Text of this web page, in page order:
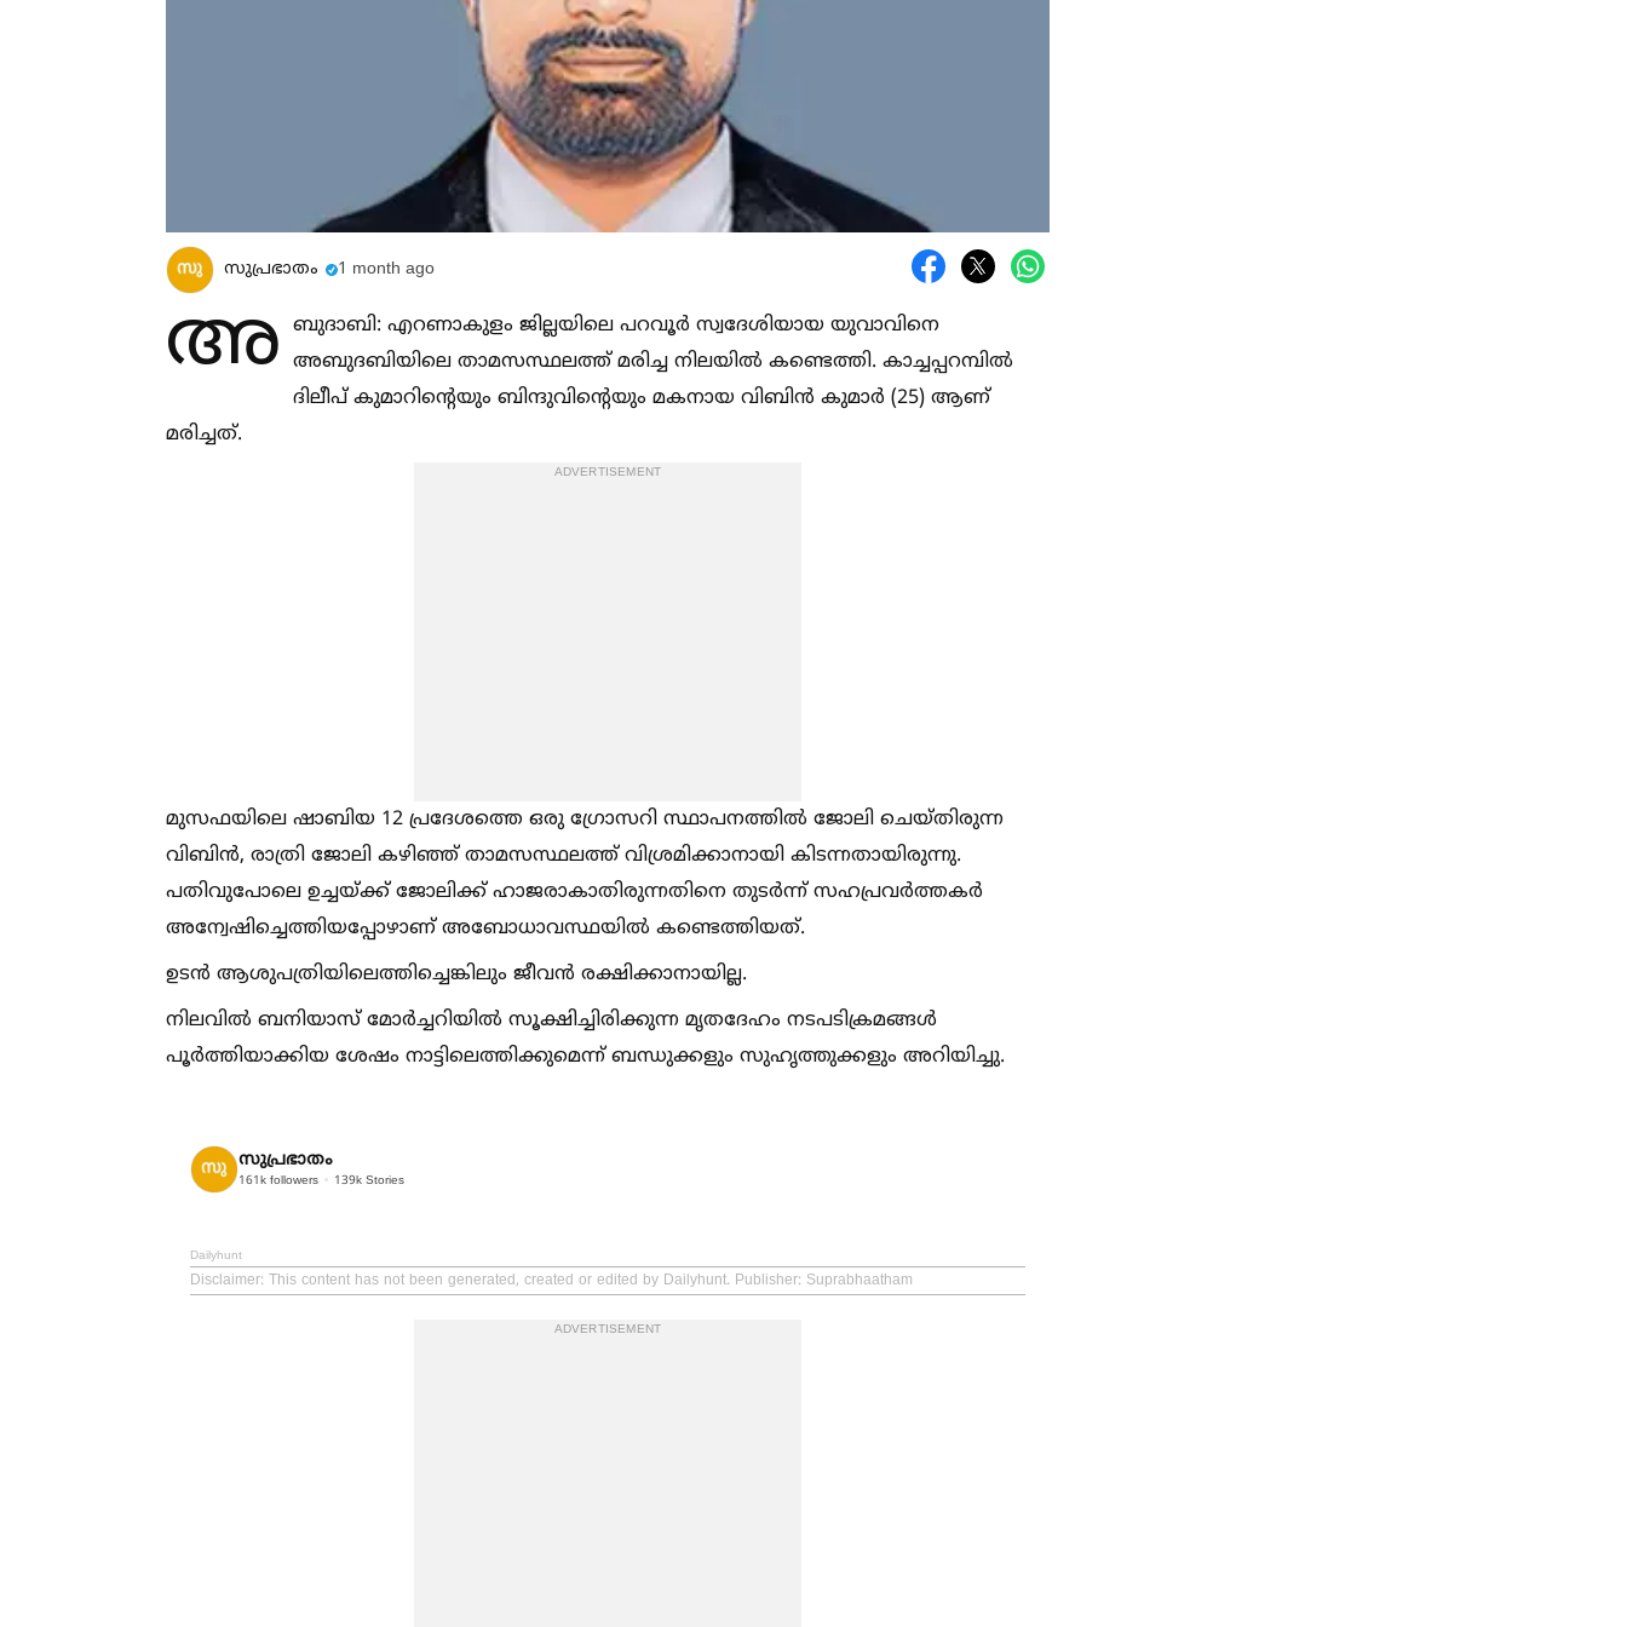
സുപ്രഭാതം 1 month ago
അ ബുദാബി: എറണാകുളം ജില്ലയിലെ പറവൂർ സ്വദേശിയായ യുവാവിനെ
അബുദബിയിലെ താമസസ്ഥലത്ത് മരിച്ച നിലയില്‍ കണ്ടെത്തി. കാച്ചപ്പറമ്പില്‍
ദിലീപ് കുമാറിന്റെയും ബിന്ദുവിന്റെയും മകനായ വിബിൻ കുമാർ (25) ആണ്
മരിച്ചത്.
ADVERTISEMENT
മുസഫയിലെ ഷാബിയ 12 പ്രദേശത്തെ ഒരു ഗ്രോസറി സ്ഥാപനത്തില്‍ ജോലി ചെയ്തിരുന്ന
വിബിൻ, രാത്രി ജോലി കഴിഞ്ഞ് താമസസ്ഥലത്ത് വിശ്രമിക്കാനായി കിടന്നതായിരുന്നു.
പതിവുപോലെ ഉച്ചയ്ക്ക് ജോലിക്ക് ഹാജരാകാതിരുന്നതിനെ തുടർന്ന് സഹപ്രവർത്തകർ
അന്വേഷിച്ചെത്തിയപ്പോഴാണ് അബോധാവസ്ഥയില്‍ കണ്ടെത്തിയത്.
ഉടൻ ആശുപത്രിയിലെത്തിച്ചെങ്കിലും ജീവൻ രക്ഷിക്കാനായില്ല.
നിലവില്‍ ബനിയാസ് മോർച്ചറിയില്‍ സൂക്ഷിച്ചിരിക്കുന്ന മൃതദേഹം നടപടിക്രമങ്ങള്‍
പൂർത്തിയാക്കിയ ശേഷം നാട്ടിലെത്തിക്കുമെന്ന് ബന്ധുക്കളും സുഹൃത്തുക്കളും അറിയിച്ചു.
സുപ്രഭാതം
161k followers 139k Stories
Dailyhunt
Disclaimer: This content has not been generated, created or edited by Dailyhunt. Publisher: Suprabhaatham
ADVERTISEMENT